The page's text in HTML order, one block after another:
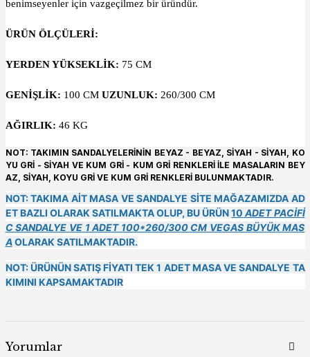
benimseyenler için vazgeçilmez bir üründür.
ÜRÜN ÖLÇÜLERİ:
YERDEN YÜKSEKLİK: 75 CM
GENİŞLİK: 100 CM UZUNLUK: 260/300 CM
AĞIRLIK: 46 KG
NOT: TAKIMIN SANDALYELERİNİN BEYAZ - BEYAZ, SİYAH - SİYAH, KO
YU GRİ - SİYAH VE KUM GRİ - KUM GRİ RENKLERİ İLE MASALARIN BEY
AZ, SİYAH, KOYU GRİ VE KUM GRİ RENKLERİ BULUNMAKTADIR.
NOT: TAKIMA AİT MASA VE SANDALYE SİTE MAĞAZAMIZDA AD
ET BAZLI OLARAK SATILMAKTA OLUP, BU ÜRÜN10 ADET PACİFİ
C SANDALYE VE 1 ADET 100*260/300 CM VEGAS BÜYÜK MAS
AOLARAK SATILMAKTADIR.
NOT: ÜRÜNÜN SATIŞ FİYATI TEK 1 ADET MASA VE SANDALYE TA
KIMINI KAPSAMAKTADIR
Yorumlar